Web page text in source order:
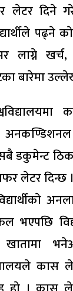
लेटर दिने
पढ्ने
लाग्ने
बारेमा
डकुमेन्ट
लेटर दिन्छ
भएपछि
खातामा